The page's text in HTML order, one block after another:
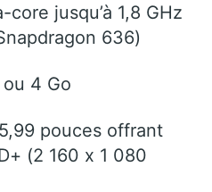
jusqu’à 1,8 GHz
636)
4 Go
pouces offrant
(2 160 x 1 080